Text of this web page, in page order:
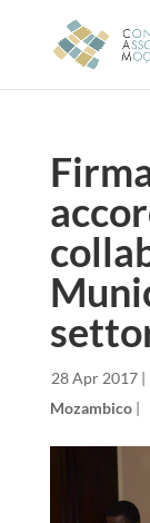
28 Apr 2017|
Mozambico|